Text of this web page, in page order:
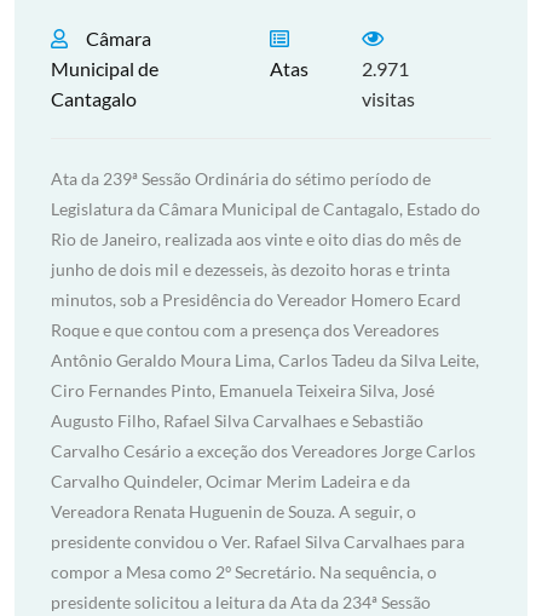
Câmara
Municipal de
Cantagalo
Atas
2.971
visitas
Ata da 239ª Sessão Ordinária do sétimo período de
Legislatura da Câmara Municipal de Cantagalo, Estado do
Rio de Janeiro, realizada aos vinte e oito dias do mês de
junho de dois mil e dezesseis, às dezoito horas e trinta
minutos, sob a Presidência do Vereador Homero Ecard
Roque e que contou com a presença dos Vereadores
Antônio Geraldo Moura Lima, Carlos Tadeu da Silva Leite,
Ciro Fernandes Pinto, Emanuela Teixeira Silva, José
Augusto Filho, Rafael Silva Carvalhaes e Sebastião
Carvalho Cesário a exceção dos Vereadores Jorge Carlos
Carvalho Quindeler, Ocimar Merim Ladeira e da
Vereadora Renata Huguenin de Souza. A seguir, o
presidente convidou o Ver. Rafael Silva Carvalhaes para
compor a Mesa como 2º Secretário. Na sequência, o
presidente solicitou a leitura da Ata da 234ª Sessão